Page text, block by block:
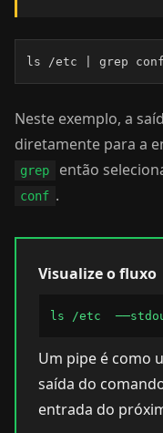
ls /etc | grep conf
Neste exemplo, a
diretamente para a
grep então
conf .
Visualize o fluxo
ls /etc
Um pipe é como
saída do
entrada do